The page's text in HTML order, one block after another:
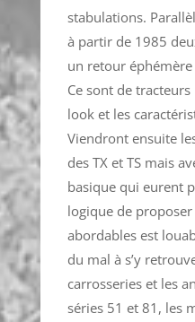
stabulations.
à partir de 1985
un retour
Ce sont de
look et les
Viendront ensuite
des TX et TS mais
basique qui eurent
logique de
abordables est
du mal à s’y
carrosseries et les
séries 51 et 81, les